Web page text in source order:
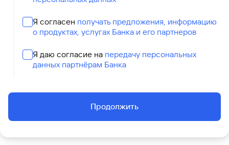
Я согласен получать предложения, информацию
о продуктах, услугах Банка и его партнеров
Я даю согласие на передачу персональных
данных партнёрам Банка
Продолжить